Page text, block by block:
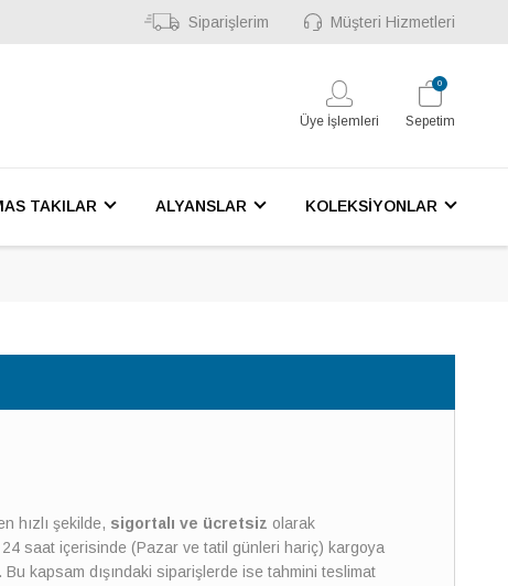
Siparişlerim Müşteri Hizmetleri
Üye İşlemleri Sepetim
0
TAKILAR ALYANSLAR KOLEKSİYONLAR
hızlı şekilde, sigortalı ve ücretsiz olarak
saat içerisinde (Pazar ve tatil günleri hariç) kargoya
kapsam dışındaki siparişlerde ise tahmini teslimat